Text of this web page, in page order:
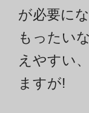
が必要に
もったい
えやすい
ますが!